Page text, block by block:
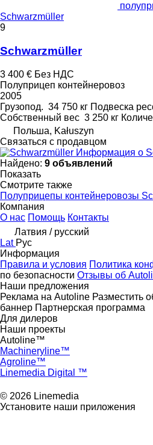
Schwarzmüller
9
Schwarzmüller
3 400 € Без НДС
Полуприцеп контейнеровоз
2005
Грузопод. 34 750 кг Подвеска
Собственный вес 3 250 кг
Польша, Kałuszyn
Связаться с продавцом
Информация о
Найдено: 9 объявлений
Показать
Смотрите также
Полуприцепы контейнеровозы
Компания
О нас Помощь Контакты
Латвия / русский
Lat Рус
Информация
Правила и условия Политика
по безопасности Отзывы об
Наши предложения
Реклама на Autoline Разместить
баннер Партнерская программа
Для дилеров
Наши проекты
Autoline™
Machineryline™
Agroline™
Linemedia Digital ™
© 2026 Linemedia
Установите наши приложения